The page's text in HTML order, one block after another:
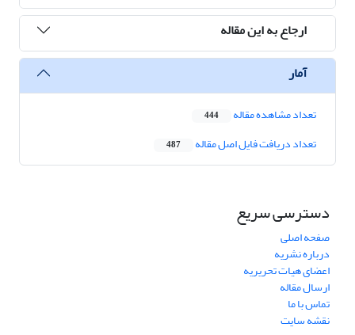
ارجاع به این مقاله
آمار
تعداد مشاهده مقاله 444
تعداد دریافت فایل اصل مقاله 487
دسترسی سریع
صفحه اصلی
درباره نشریه
اعضای هیات تحریریه
ارسال مقاله
تماس با ما
نقشه سایت